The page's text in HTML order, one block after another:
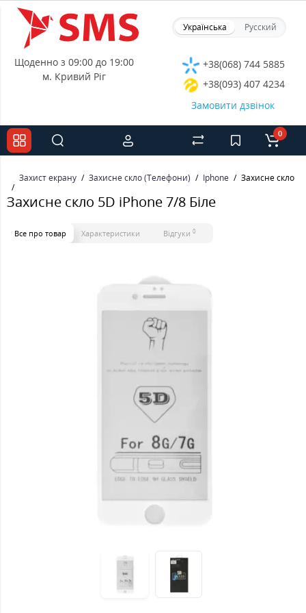
Українська Русский
Щоденно з 09:00 до 19:00
м. Кривий Ріг
+38(068) 744 5885
+38(093) 407 4234
Замовити дзвінок
0
Захист екрану Захисне скло (Телефони) Iphone Захисне скло
Захисне скло 5D iPhone 7/8 Біле
Все про товар Характеристики Відгуки 0